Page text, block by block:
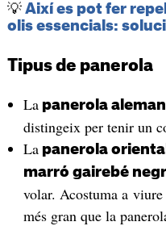
💡 Així es pot fer
olis essencials:
Tipus de panerola
Lapanerola
distingeix per tenir un
Lapanerola
marró gairebé
volar. Acostuma a
més gran que la